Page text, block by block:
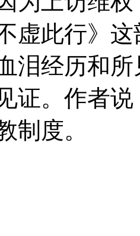
虚此行》
泪经历和
证。作者
制度。